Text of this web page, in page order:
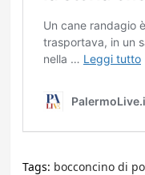
Tags: bocconcino di